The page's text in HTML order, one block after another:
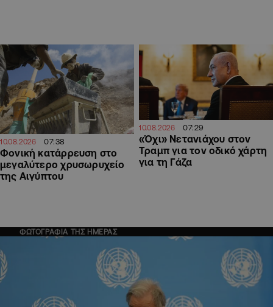
10.08.2026 07:38
Φονική κατάρρευση στο
μεγαλύτερο χρυσωρυχείο
της Αιγύπτου
10.08.2026 07:29
«Όχι» Νετανιάχου στον
Τραμπ για τον οδικό χάρτη
για τη Γάζα
ΦΩΤΟΓΡΑΦΙΑ ΤΗΣ ΗΜΕΡΑΣ